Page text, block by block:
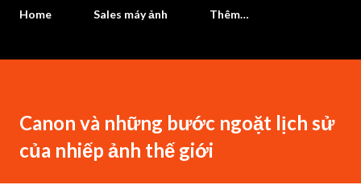
Home Sales máy ảnh Thêm…
Canon và những bước ngoặt lịch sử
của nhiếp ảnh thế giới